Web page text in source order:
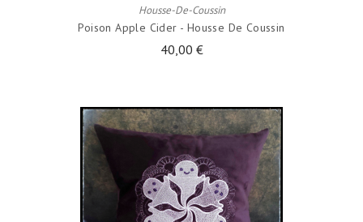
Housse-De-Coussin
Poison Apple Cider - Housse De Coussin
40,00 €